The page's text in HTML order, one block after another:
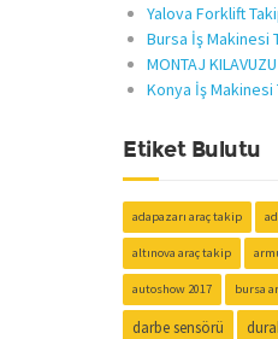
Yalova Forklift
Bursa İş Makinesi
MONTAJ KILAVUZU
Konya İş
Etiket Bulutu
adapazarı araç takip
altınova araç takip
autoshow 2017 bursa
darbe sensörü